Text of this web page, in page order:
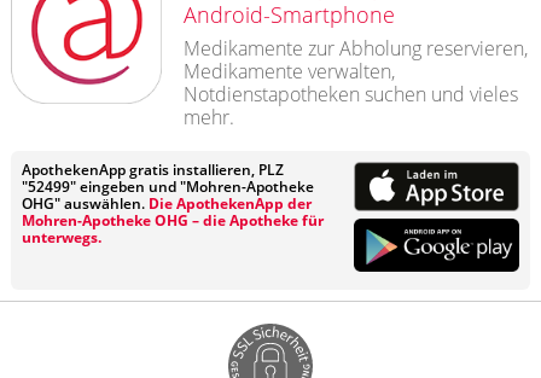
Android-Smartphone
Medikamente zur Abholung reservieren,
Medikamente verwalten,
Notdienstapotheken suchen und vieles
mehr.
ApothekenApp gratis installieren, PLZ
"52499" eingeben und "Mohren-Apotheke
OHG" auswählen. Die ApothekenApp der
Mohren-Apotheke OHG – die Apotheke für
unterwegs.